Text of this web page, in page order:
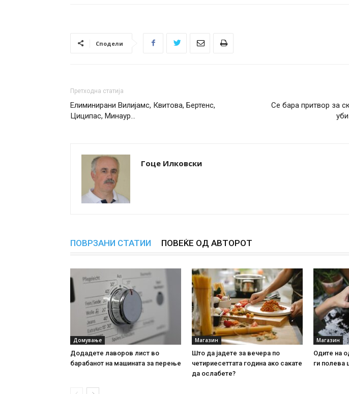
Сподели
Претходна статија
Елиминирани Вилијамс, Квитова, Бертенс,
Циципас, Минаур…
Се бара притвор за
Гоце Илковски
ПОВРЗАНИ СТАТИИ ПОВЕЌЕ ОД АВТОРОТ
Домување
Додадете лаворов лист во
барабанот на машината за перење
Магазин
Што да јадете за вечера по
четириесеттата година ако сакате
да ослабете?
Магазин
Одите на
ги полева